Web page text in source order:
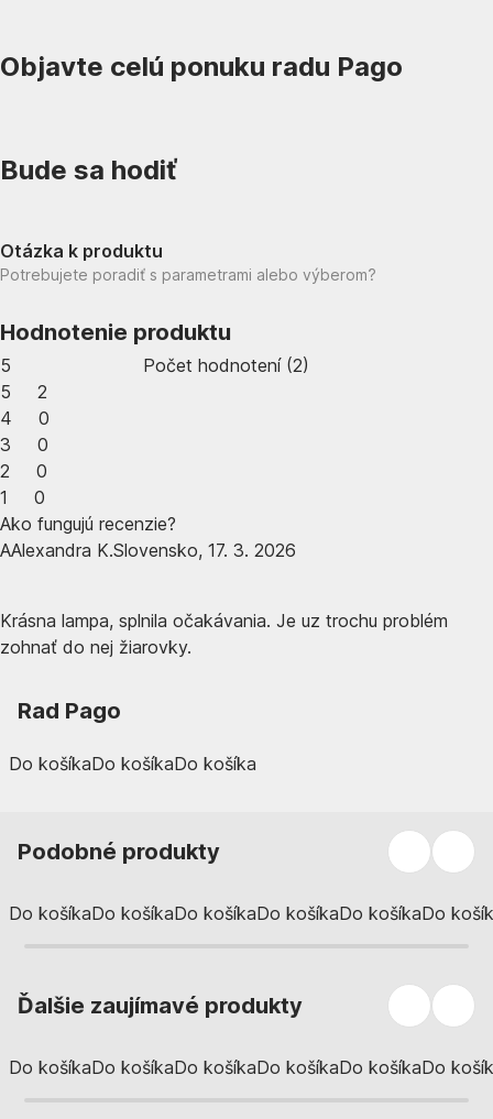
Objavte celú ponuku radu Pago
Bude sa hodiť
Otázka k produktu
Potrebujete poradiť s parametrami alebo výberom?
Hodnotenie produktu
5 Počet hodnotení(2)
5
2
4
0
3
0
2
0
1
0
Ako fungujú recenzie?
AAlexandra K.Slovensko, 17. 3. 2026
Krásna lampa, splnila očakávania. Je uz trochu problém
zohnať do nej žiarovky.
Rad Pago
Do košíkaDo košíkaDo košíka
Podobné produkty
Do košíkaDo košíkaDo košíkaDo košíkaDo košíkaDo
Ďalšie zaujímavé produkty
Do košíkaDo košíkaDo košíkaDo košíkaDo košíkaDo